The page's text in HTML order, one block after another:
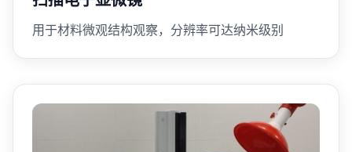
用于材料微观结构观察，分辨率可达纳米级别